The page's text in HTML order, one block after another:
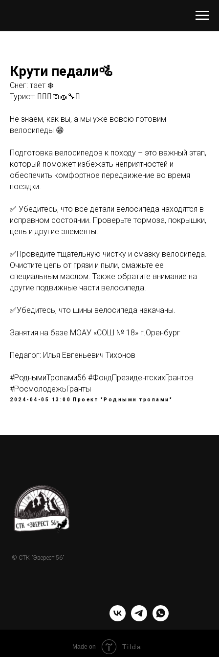
Крути педали🚵
Снег: тает ❄️
Турист: 🚴🏼‍♀️🧼🧽🔧⚙️
Не знаем, как вы, а мы уже вовсю готовим
велосипеды 😁
Подготовка велосипедов к походу – это важный этап,
который поможет избежать неприятностей и
обеспечить комфортное передвижение во время
поездки.
✅ Убедитесь, что все детали велосипеда находятся в
исправном состоянии. Проверьте тормоза, покрышки,
цепь и другие элементы.
✅Проведите тщательную чистку и смазку велосипеда.
Очистите цепь от грязи и пыли, смажьте ее
специальным маслом. Также обратите внимание на
другие подвижные части велосипеда.
✅Убедитесь, что шины велосипеда накачаны.
Занятия на базе МОАУ «СОШ № 18» г.Оренбург
Педагог: Илья Евгеньевич Тихонов
#РоднымиТропами56 #ФондПрезидентскихГрантов
#РосмолодежьГранты
2024-04-05 13:00 Проект "Родными тропами"
© СТК "Эверест 56"
Made on Tilda